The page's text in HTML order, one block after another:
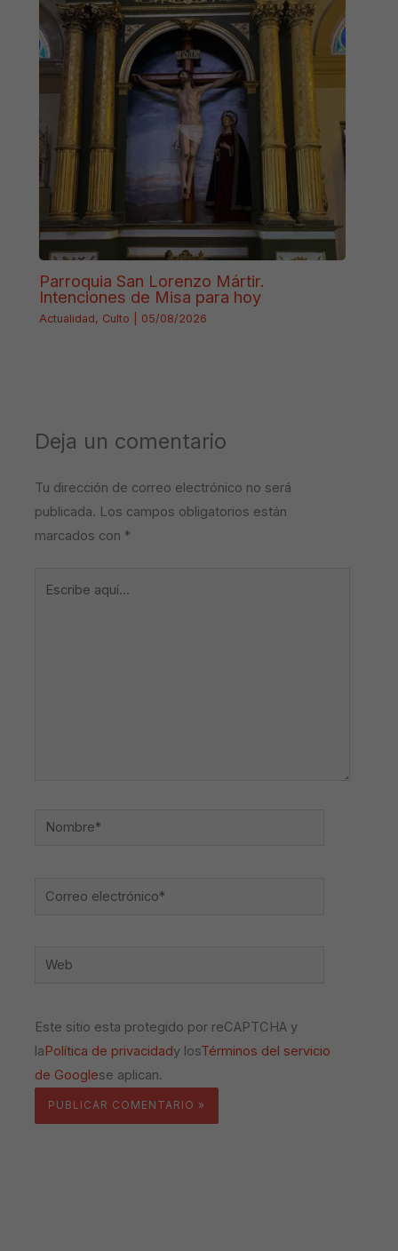
Parroquia San Lorenzo Mártir.
Intenciones de Misa para hoy
Actualidad, Culto 05/08/2026
Deja un comentario
Tu dirección de correo electrónico no será
publicada. Los campos obligatorios están
marcados con *
Nombre*
Correo
Web
Este sitio esta protegido por reCAPTCHA y
laPolítica de privacidady losTérminos del servicio
de Googlese aplican.